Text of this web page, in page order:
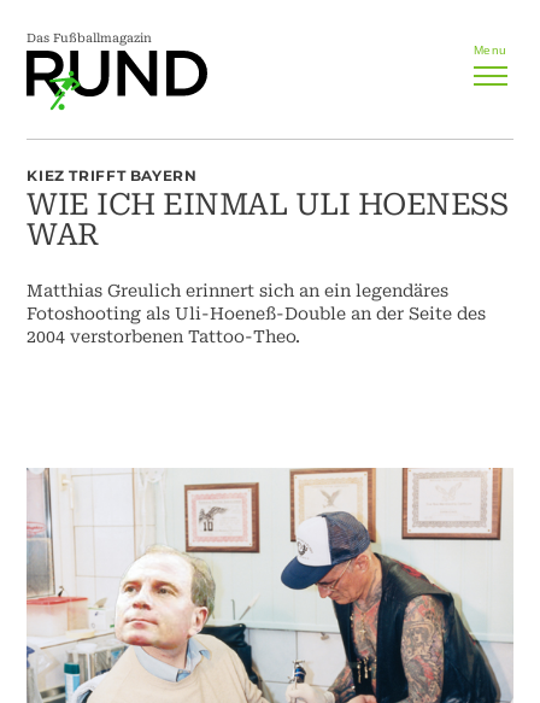
Das Fußballmagazin
Menu
KIEZ TRIFFT BAYERN
WIE ICH EINMAL ULI HOENESS W
AR
Matthias Greulich erinnert sich an ein legendäres
Fotoshooting als Uli-Hoeneß-Double an der Seite des
2004 verstorbenen Tattoo-Theo.